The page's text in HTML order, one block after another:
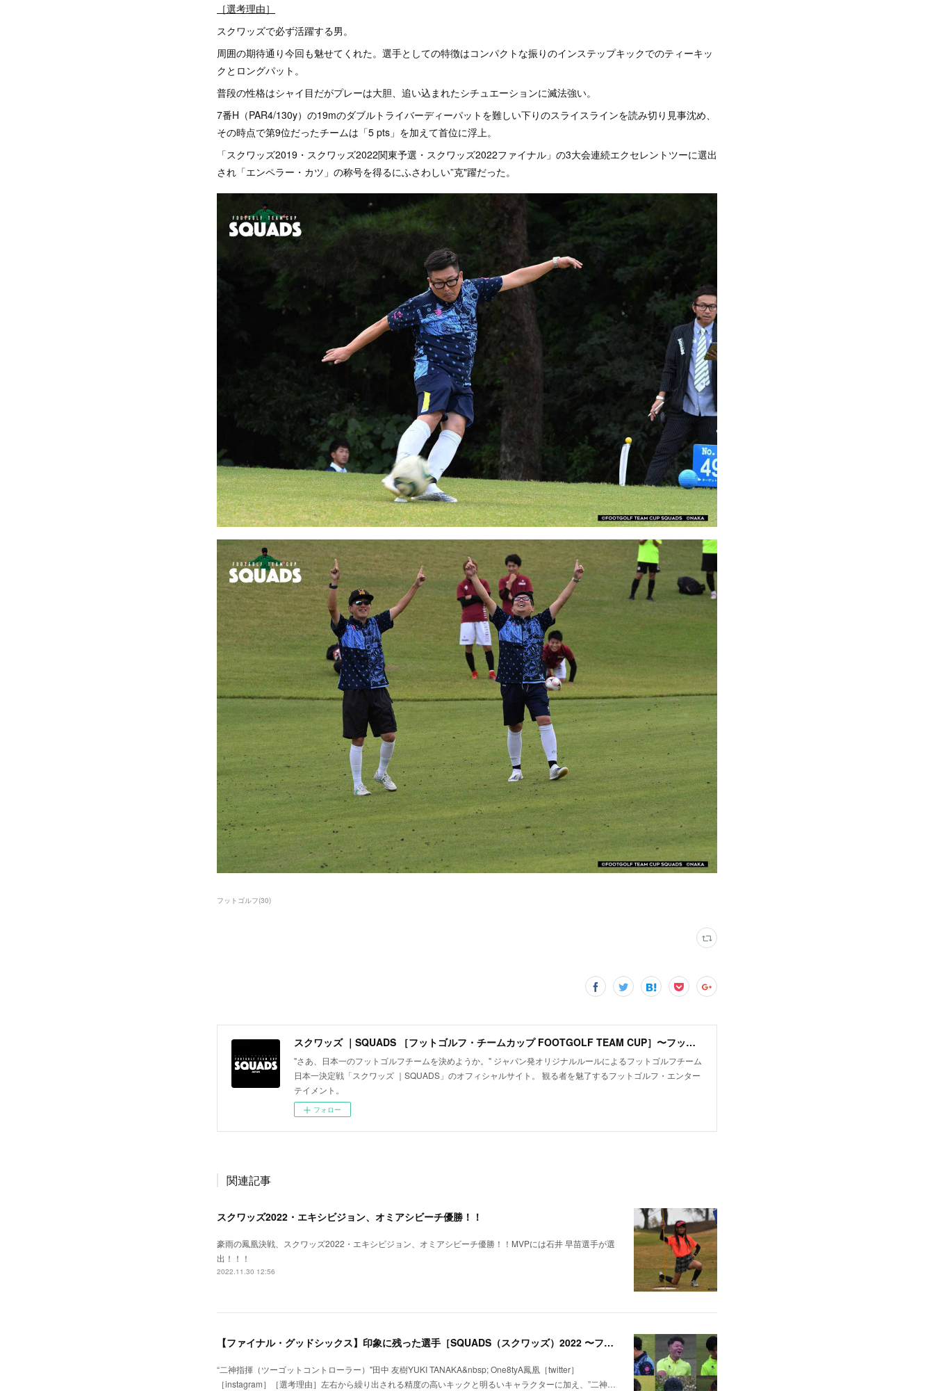
［選考理由］
スクワッズで必ず活躍する男。
周囲の期待通り今回も魅せてくれた。選手としての特徴はコンパクトな振りのインステップキックでのティーキッ
クとロングパット。
普段の性格はシャイ目だがプレーは大胆、追い込まれたシチュエーションに滅法強い。
7番H（PAR4/130y）の19mのダブルトライバーディーパットを難しい下りのスライスラインを読み切り見事沈め、
その時点で第9位だったチームは「5 pts」を加えて首位に浮上。
「スクワッズ2019・スクワッズ2022関東予選・スクワッズ2022ファイナル」の3大会連続エクセレントツーに選出
され「エンペラー・カツ」の称号を得るにふさわしい”克"躍だった。
フットゴルフ(30)
スクワッズ ｜SQUADS ［フットゴルフ・チームカップ FOOTGOLF TEAM CUP］〜フットゴルフチーム日本一決定戦〜
"さあ、日本一のフットゴルフチームを決めようか。" ジャパン発オリジナルルールによるフットゴルフチーム
日本一決定戦「スクワッズ ｜SQUADS」のオフィシャルサイト。 観る者を魅了するフットゴルフ・エンター
テイメント。
フォロー
関連記事
スクワッズ2022・エキシビジョン、オミアシビーチ優勝！！
豪雨の鳳凰決戦、スクワッズ2022・エキシビジョン、オミアシビーチ優勝！！MVPには石井 早苗選手が選
出！！！
2022.11.30 12:56
【ファイナル・グッドシックス】印象に残った選手［SQUADS（スクワッズ）2022 〜フットゴルフチーム日本一決定戦〜］
“二神指揮（ツーゴットコントローラー）"田中 友樹YUKI TANAKA&nbsp; One8tyA鳳凰［twitter］
［instagram］［選考理由］左右から繰り出される精度の高いキックと明るいキャラクターに加え、”二神…